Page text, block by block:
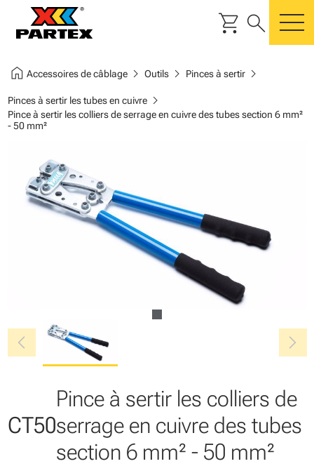
shopping_cart search
home Accessoires de câblagechevron_right Outilschevron_right Pinces à sertirchevron_right
Pinces à sertir les tubes en cuivrechevron_right
Pince à sertir les colliers de serrage en cuivre des tubes section 6 mm²
- 50 mm²
chevron_left chevron_right
CT50
Pince à sertir les colliers de
serrage en cuivre des tubes
section 6 mm² - 50 mm²